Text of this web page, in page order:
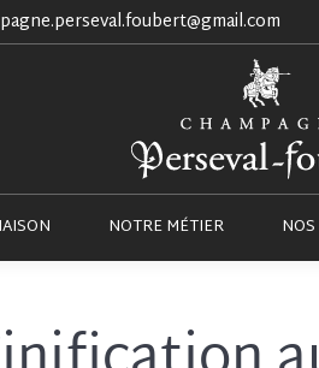
NOTRE MÉTIER
NOTRE MAISON NOTRE